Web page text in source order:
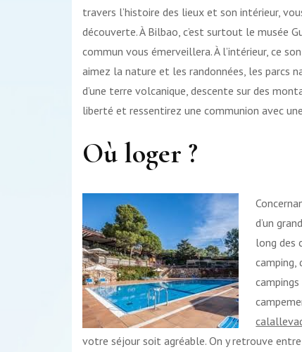
travers l’histoire des lieux et son intérieur,
découverte. À Bilbao, c’est surtout le musée
commun vous émerveillera. À l’intérieur, ce
aimez la nature et les randonnées, les parcs
d’une terre volcanique, descente sur des
liberté et ressentirez une communion avec
Où loger ?
d’un
long des
camping,
votre séjour soit agréable. On y retrouve